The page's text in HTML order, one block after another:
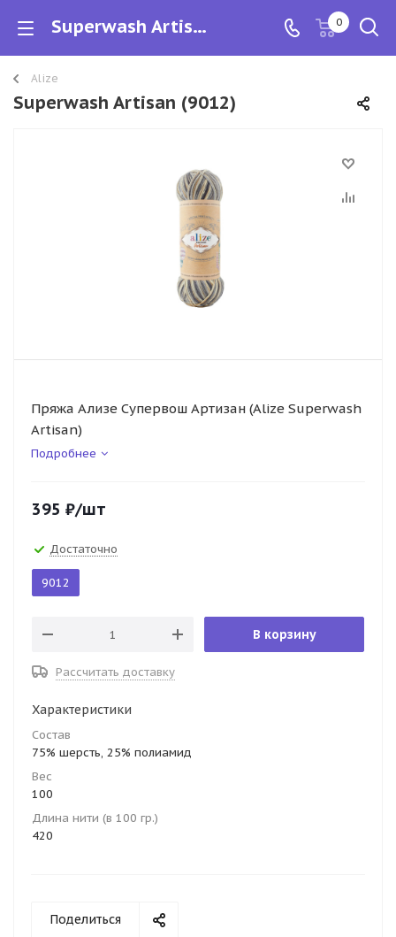
Superwash Artisan 0
Alize
Superwash Artisan (9012)
Пряжа Ализе Супервош Артизан (Alize Superwash
Artisan)
Подробнее
395 ₽/шт
Достаточно
9012
В корзину
Рассчитать доставку
Характеристики
Состав
75% шерсть, 25% полиамид
Вес
100
Длина нити (в 100 гр.)
420
Поделиться